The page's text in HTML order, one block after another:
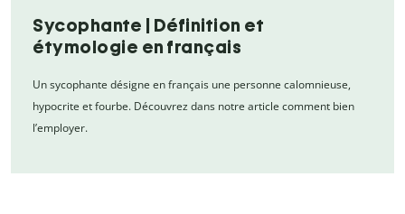
Sycophante | Définition et
étymologie en français
Un sycophante désigne en français une personne calomnieuse,
hypocrite et fourbe. Découvrez dans notre article comment bien
l’employer.